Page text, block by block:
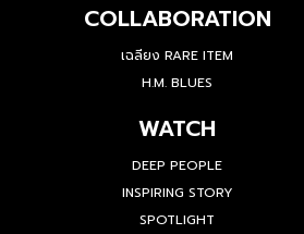
COLLABORATION
เฉลียง RARE ITEM
H.M. BLUES
WATCH
DEEP PEOPLE
INSPIRING STORY
SPOTLIGHT